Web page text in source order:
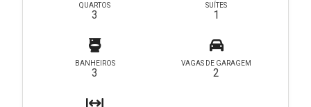
QUARTOS
3
SUÍTES
1
BANHEIROS
3
VAGAS DE GARAGEM
2